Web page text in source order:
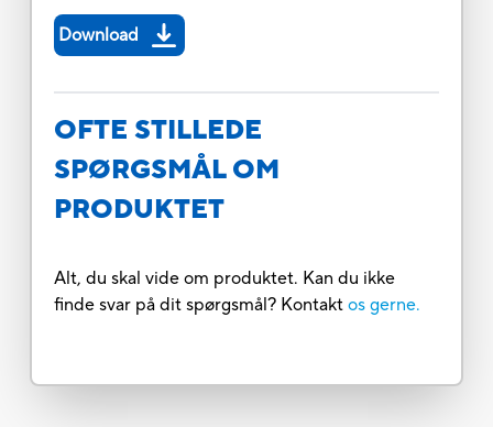
Download
OFTE STILLEDE
SPØRGSMÅL OM
PRODUKTET
Alt, du skal vide om produktet. Kan du ikke
finde svar på dit spørgsmål? Kontakt os gerne.